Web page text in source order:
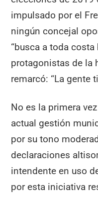
impulsado por el
ningún concejal
“busca a toda
protagonistas de la
remarcó: “La gente
No es la primera
actual gestión
por su tono
declaraciones
intendente en uso
por esta iniciativa